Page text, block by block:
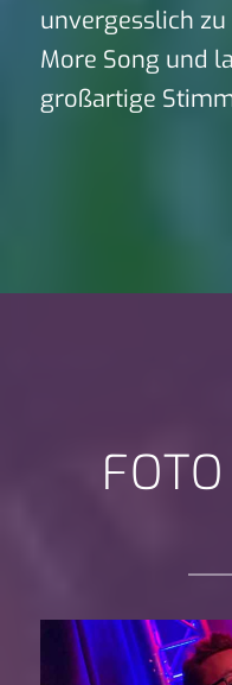
unvergesslich zu
More Song und
großartige